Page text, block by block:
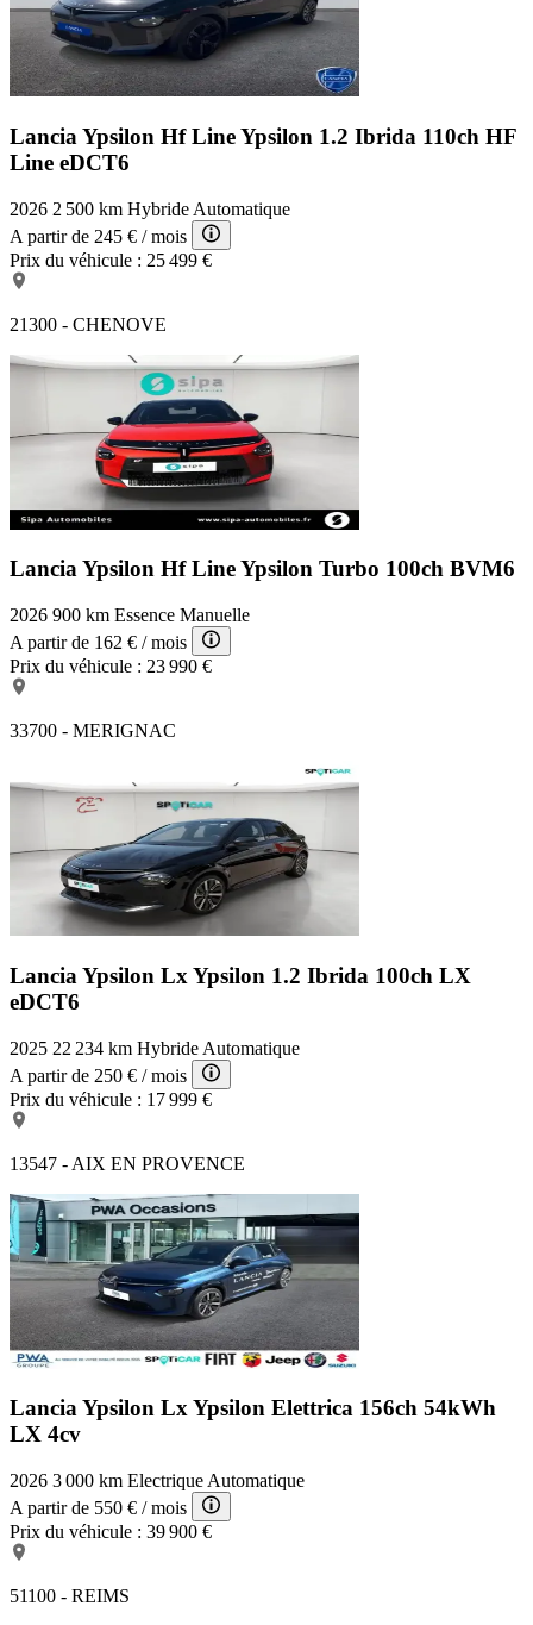
Lancia Ypsilon Hf LineYpsilon 1.2 Ibrida 110ch HF
Line eDCT6
2026 2 500 km Hybride Automatique
A partir de 245 € / mois
Prix du véhicule : 25 499 €
21300 - CHENOVE
Lancia Ypsilon Hf LineYpsilon Turbo 100ch BVM6
2026 900 km Essence Manuelle
A partir de 162 € / mois
Prix du véhicule : 23 990 €
33700 - MERIGNAC
Lancia Ypsilon Lx Ypsilon 1.2 Ibrida 100ch LX
eDCT6
2025 22 234 km Hybride Automatique
A partir de 250 € / mois
Prix du véhicule : 17 999 €
13547 - AIX EN PROVENCE
Lancia Ypsilon LxYpsilon Elettrica 156ch 54kWh
LX 4cv
2026 3 000 km Electrique Automatique
A partir de 550 € / mois
Prix du véhicule : 39 900 €
51100 - REIMS